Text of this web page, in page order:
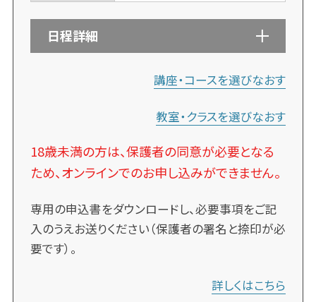
日程詳細
講座・コースを選びなおす
教室・クラスを選びなおす
18歳未満の方は、保護者の同意が必要となる
ため、オンラインでのお申し込みができません。
専用の申込書をダウンロードし、必要事項をご記
入のうえお送りください（保護者の署名と捺印が必
要です）。
詳しくはこちら